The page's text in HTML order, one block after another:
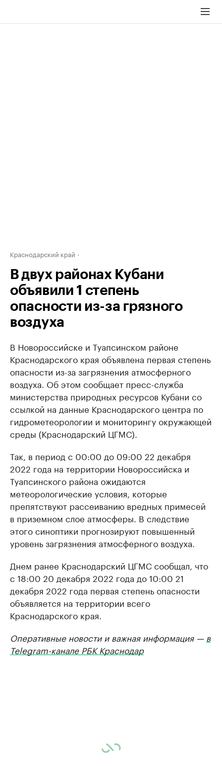
Краснодарский край
В двух районах Кубани
объявили 1 степень
опасности из-за грязного
воздуха
В Новороссийске и Туапсинском районе
Краснодарского края объявлена первая степень
опасности из-за загрязнения атмосферного
воздуха. Об этом сообщает пресс-служба
министерства природных ресурсов Кубани со
ссылкой на данные Краснодарского центра по
гидрометеорологии и мониторингу окружающей
среды (Краснодарский ЦГМС).
Так, в период с 00:00 до 09:00 22 декабря
2022 года на территории Новороссийска и
Туапсинского района ожидаются
метеорологические условия, которые
препятствуют рассеиванию вредных примесей
в приземном слое атмосферы. В следствие
этого синоптики прогнозируют повышенный
уровень загрязнения атмосферного воздуха.
Днем ранее Краснодарский ЦГМС сообщал, что
с 18:00 20 декабря 2022 года до 10:00 21
декабря 2022 года первая степень опасности
объявляется на территории всего
Краснодарского края.
Оперативные новости и важная информация — в
Telegram-канале РБК Краснодар